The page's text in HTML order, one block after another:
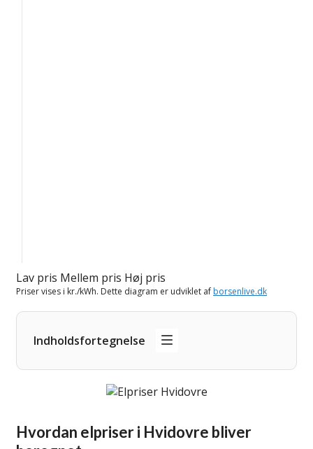
Lav pris Mellem pris Høj pris
Priser vises i kr./kWh. Dette diagram er udviklet af borsenlive.dk
Indholdsfortegnelse
Hvordan elpriser i Hvidovre bliver